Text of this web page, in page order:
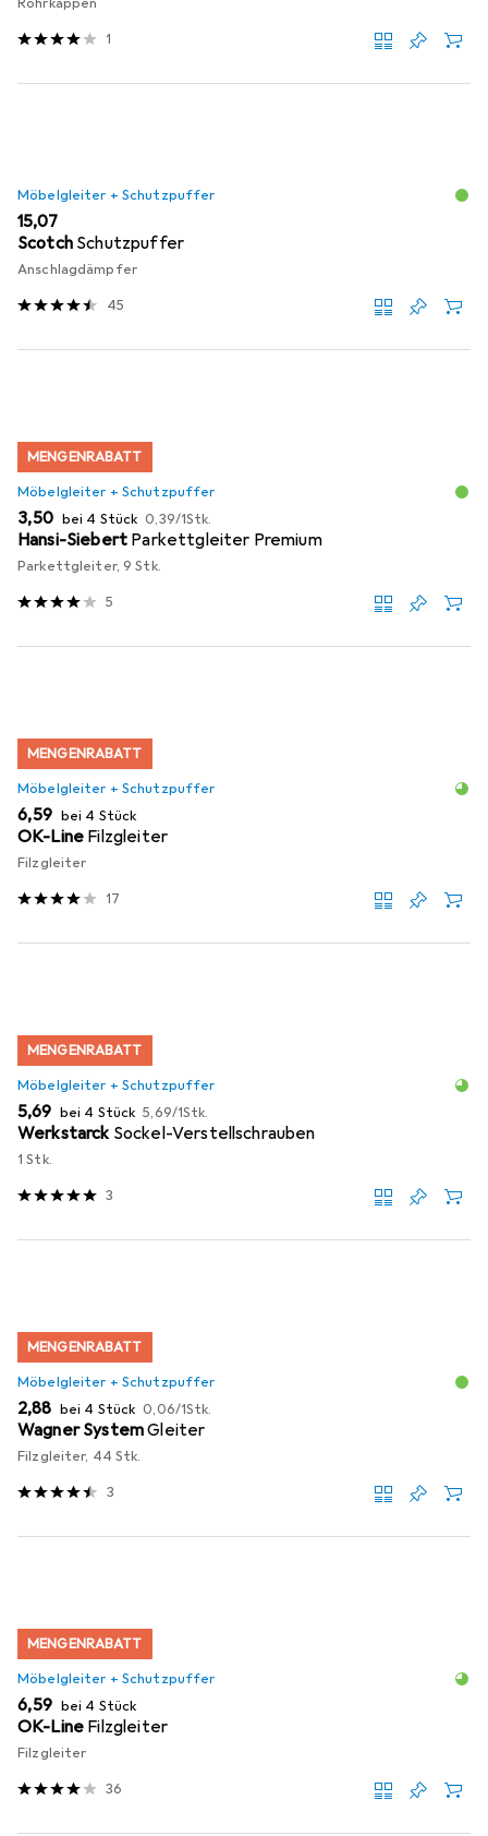
1
Möbelgleiter + Schutzpuffer
EUR
15,07
Scotch Schutzpuffer
Anschlagdämpfer
45
MENGENRABATT
Möbelgleiter + Schutzpuffer
EUR
3,50 bei 4 Stück EUR
0,39/1Stk.
Hansi-Siebert Parkettgleiter Premium
Parkettgleiter, 9 Stk.
5
MENGENRABATT
Möbelgleiter + Schutzpuffer
EUR
6,59 bei 4 Stück
OK-Line Filzgleiter
Filzgleiter
17
MENGENRABATT
Möbelgleiter + Schutzpuffer
EUR
5,69 bei 4 Stück EUR
5,69/1Stk.
Werkstarck Sockel-Verstellschrauben
1 Stk.
3
MENGENRABATT
Möbelgleiter + Schutzpuffer
EUR
2,88 bei 4 Stück EUR
0,06/1Stk.
Wagner SystemGleiter
Filzgleiter, 44 Stk.
3
MENGENRABATT
Möbelgleiter + Schutzpuffer
EUR
6,59 bei 4 Stück
OK-Line Filzgleiter
Filzgleiter
36